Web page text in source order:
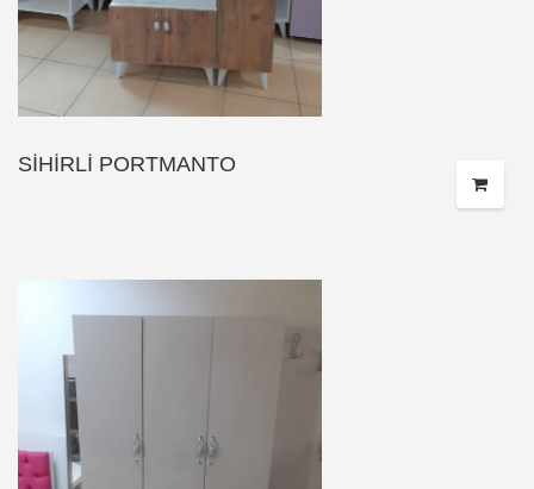
SİHİRLİ PORTMANTO